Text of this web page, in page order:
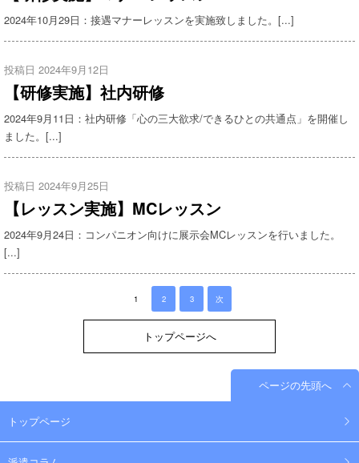
2024年10月29日：接遇マナーレッスンを実施致しました。[...]
投稿日 2024年9月12日
【研修実施】社内研修
2024年9月11日：社内研修「心の三大欲求/できるひとの共通点」を開催し
ました。[...]
投稿日 2024年9月25日
【レッスン実施】MCレッスン
2024年9月24日：コンパニオン向けに展示会MCレッスンを行いました。
[...]
1 2 3 次
トップページへ
ページの先頭へ
トップページ